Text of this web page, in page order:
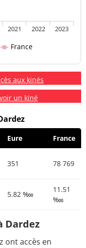
France
2021 2022 2023
aux kinés
un kiné
Eure France
351 78 769
5.82 ‱
11.51
‱
Dardez
ont accès en